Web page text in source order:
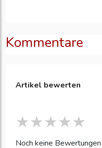
Kommentare
Artikel bewerten
Noch keine Bewertungen